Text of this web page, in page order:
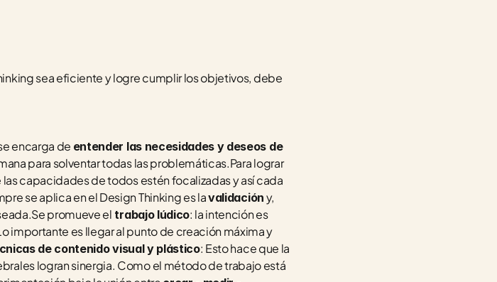
sea eficiente y logre cumplir los objetivos, debe
encarga de entender las necesidades y deseos de
para solventar todas las problemáticas.Para lograr
las capacidades de todos estén focalizadas y así cada
se aplica en el Design Thinking es la validación y,
promueve el trabajo lúdico: la intención es
importante es llegar al punto de creación máxima y
de contenido visual y plástico: Esto hace que la
logran sinergia. Como el método de trabajo está